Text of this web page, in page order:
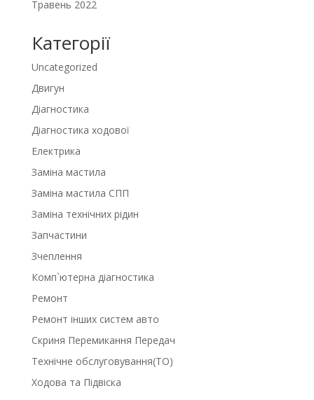
Травень 2022
Категорії
Uncategorized
Двигун
Діагностика
Діагностика ходової
Електрика
Заміна мастила
Заміна мастила СПП
Заміна технічних рідин
Запчастини
Зчеплення
Комп`ютерна діагностика
Ремонт
Ремонт інших систем авто
Скриня Перемикання Передач
Технічне обслуговування(ТО)
Ходова та Підвіска